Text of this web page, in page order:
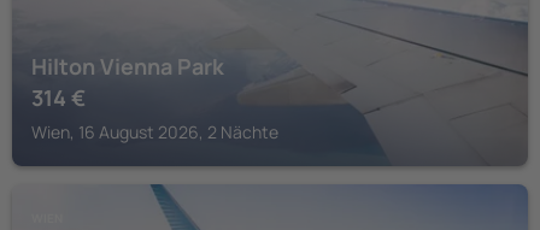
Hilton Vienna Park
314 €
Wien, 16 August 2026, 2 Nächte